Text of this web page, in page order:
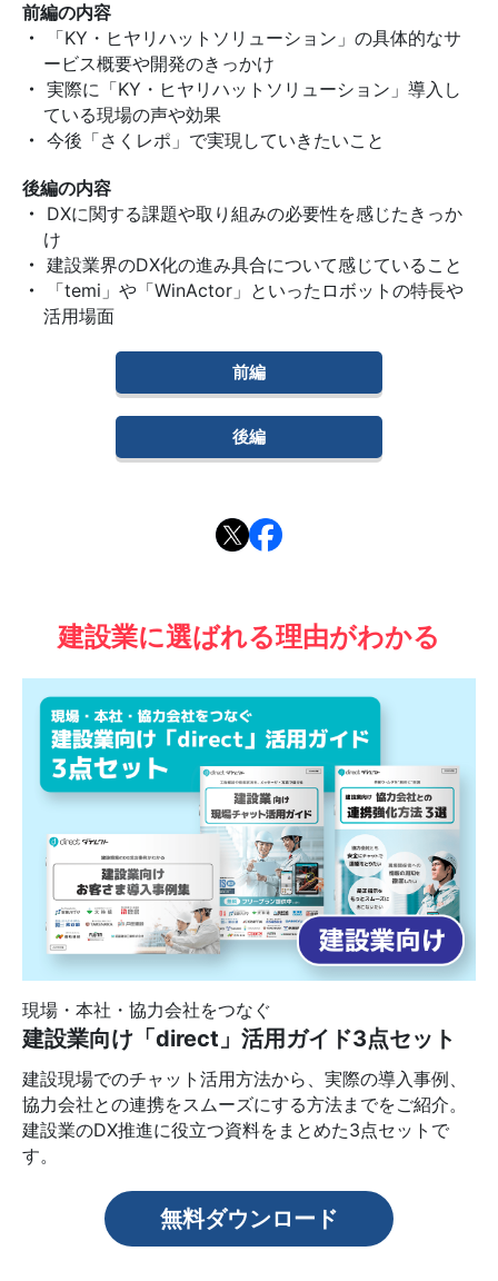
前編の内容
「KY・ヒヤリハットソリューション」の具体的なサ
ービス概要や開発のきっかけ
実際に「KY・ヒヤリハットソリューション」導入し
ている現場の声や効果
今後「さくレポ」で実現していきたいこと
後編の内容
DXに関する課題や取り組みの必要性を感じたきっか
け
建設業界のDX化の進み具合について感じていること
「temi」や「WinActor」といったロボットの特長や
活用場面
前編
後編
建設業に選ばれる理由がわかる
現場・本社・協力会社をつなぐ
建設業向け「direct」活用ガイド3点セット
建設現場でのチャット活用方法から、実際の導入事例、
協力会社との連携をスムーズにする方法までをご紹介。
建設業のDX推進に役立つ資料をまとめた3点セットで
す。
無料ダウンロード